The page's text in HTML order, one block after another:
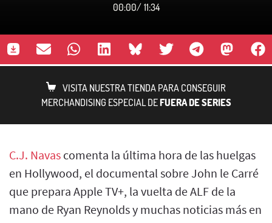
00:00/ 11:34
VISITA NUESTRA TIENDA PARA CONSEGUIR
MERCHANDISING ESPECIAL DEFUERA DE SERIES
C.J. Navas comenta la última hora de las huelgas
en Hollywood, el documental sobre John le Carré
que prepara Apple TV+, la vuelta de ALF de la
mano de Ryan Reynolds y muchas noticias más en